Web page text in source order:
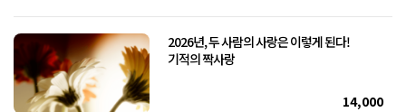
2026년, 두 사람의 사랑은 이렇게 된다!
기적의 짝사랑
14,000